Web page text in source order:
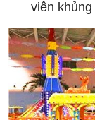
viên